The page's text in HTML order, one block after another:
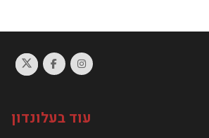
עוד בעלונדון